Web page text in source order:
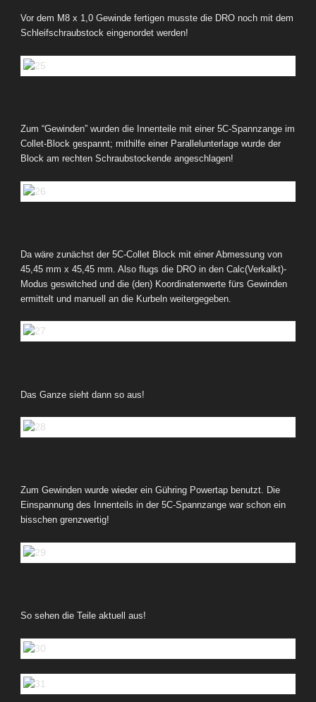
Vor dem M8 x 1,0 Gewinde fertigen musste die DRO noch mit dem
Schleifschraubstock eingenordet werden!
Zum “Gewinden” wurden die Innenteile mit einer 5C-Spannzange im
Collet-Block gespannt; mithilfe einer Parallelunterlage wurde der
Block am rechten Schraubstockende angeschlagen!
Da wäre zunächst der 5C-Collet Block mit einer Abmessung von
45,45 mm x 45,45 mm. Also flugs die DRO in den Calc(Verkalkt)-
Modus geswitched und die (den) Koordinatenwerte fürs Gewinden
ermittelt und manuell an die Kurbeln weitergegeben.
Das Ganze sieht dann so aus!
Zum Gewinden wurde wieder ein Gühring Powertap benutzt. Die
Einspannung des Innenteils in der 5C-Spannzange war schon ein
bisschen grenzwertig!
So sehen die Teile aktuell aus!